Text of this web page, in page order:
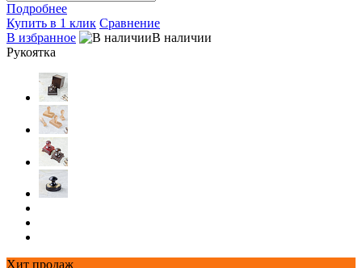
Подробнее
Купить в 1 клик Сравнение
В избранное
В наличии
Рукоятка
Хит продаж